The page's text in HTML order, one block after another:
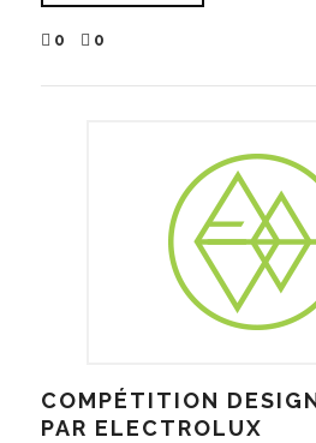
0 0
COMPÉTITION
PAR ELECTROLUX